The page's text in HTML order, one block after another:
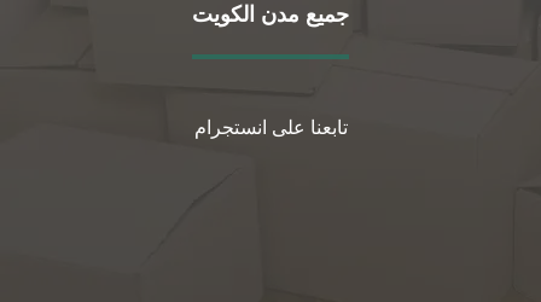
جميع مدن الكويت
تابعنا على انستجرام